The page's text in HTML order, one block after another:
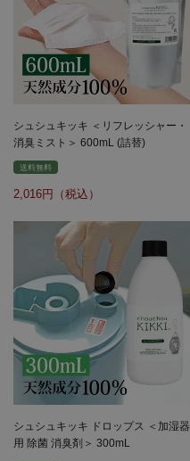
シュシュキッキ ＜リフレッシャー・
消臭ミスト＞ 600mL (詰替)
送料無料
2,016
シュシュキッキ ドロップス ＜加湿器
用 除菌 消臭剤＞ 300mL